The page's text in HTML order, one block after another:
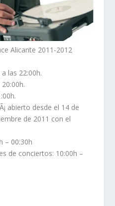
Alicante 2011-2012
las 22:00h.
abierto desde el 14 de
de 2011 con el
– 00:30h
de conciertos: 10:00h –